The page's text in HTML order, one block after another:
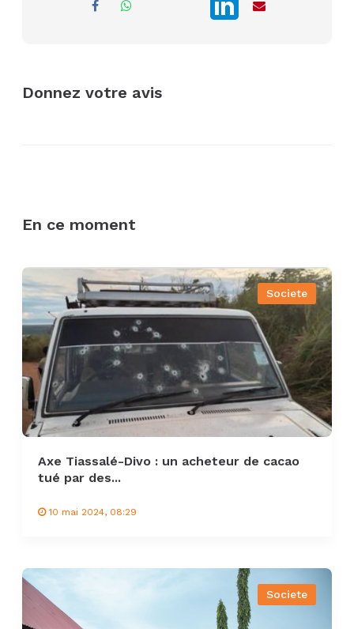
Donnez votre avis
En ce moment
Societe
Axe Tiassalé-Divo : un acheteur de cacao
tué par des...
10 mai 2024, 08:29
Societe